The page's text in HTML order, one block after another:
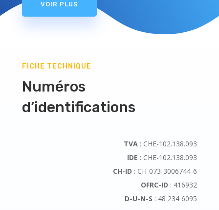
VOIR PLUS
FICHE TECHNIQUE
Numéros
d’identifications
TVA : CHE-102.138.093
IDE : CHE-102.138.093
CH-ID : CH-073-3006744-6
OFRC-ID : 416932
D-U-N-S : 48 234 6095